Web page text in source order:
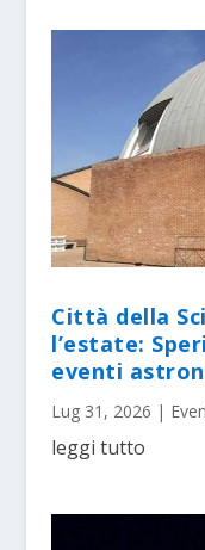
Città della
l’estate:
eventi
Lug 31, 2026 |
leggi tutto